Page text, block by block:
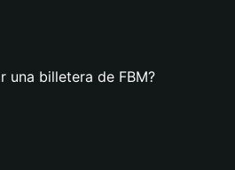
una billetera de FBM?